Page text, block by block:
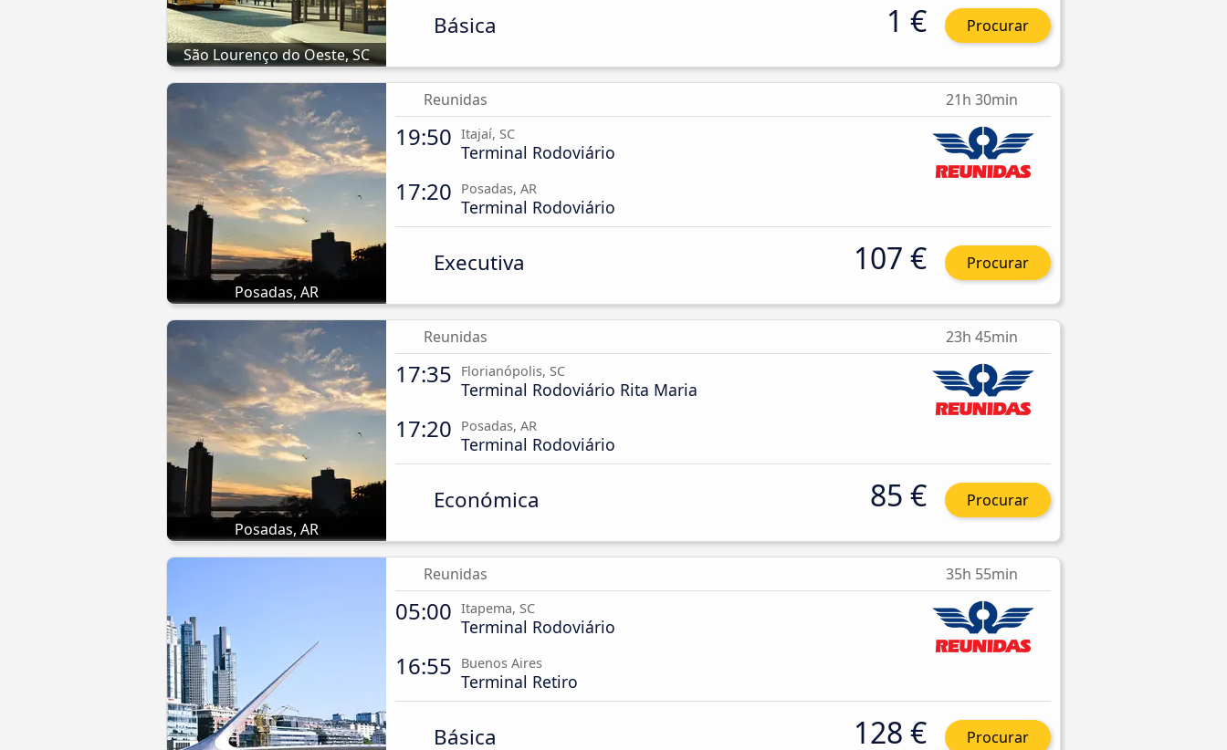
São Lourenço do Oeste, SC
Básica 1 € Procurar
Posadas, AR
Reunidas 21h 30min
19:50 Itajaí, SC
Terminal Rodoviário
17:20 Posadas, AR
Terminal Rodoviário
Executiva 107 € Procurar
Posadas, AR
Reunidas 23h 45min
17:35 Florianópolis, SC
Terminal Rodoviário Rita Maria
17:20 Posadas, AR
Terminal Rodoviário
Económica 85 € Procurar
Reunidas 35h 55min
05:00 Itapema, SC
Terminal Rodoviário
16:55 Buenos Aires
Terminal Retiro
Básica 128 € Procurar